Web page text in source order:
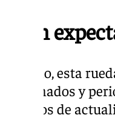
Gran
Por ello, esta
aficionados y
asuntos de